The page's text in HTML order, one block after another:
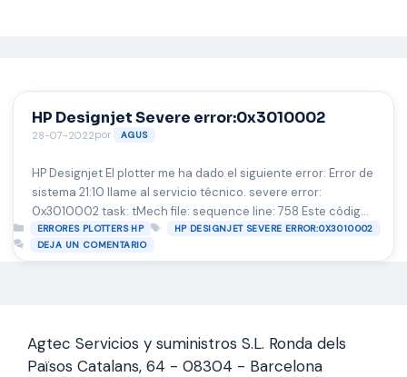
HP Designjet Severe error:0x3010002
28-07-2022por AGUS
HP Designjet El plotter me ha dado el siguiente error: Error de
sistema 21:10 llame al servicio técnico. severe error:
0x3010002 task: tMech file: sequence line: 758 Este código
de error hace referencia a que la estación de servicio
(modulo de limpieza de cabezales) esta fallando o esta
Categorías
ERRORES PLOTTERS HP Etiquetas
HP DESIGNJET SEVERE ERROR:0X3010002
DEJA UN COMENTARIO
Agtec Servicios y suministros S.L. Ronda dels
Països Catalans, 64 - 08304 - Barcelona